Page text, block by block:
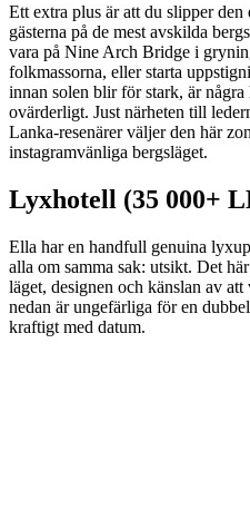
Ett extra plus är att du slipper
gästerna på de mest avskilda
vara på Nine Arch Bridge i
folkmassorna, eller starta
innan solen blir för stark, är några
ovärderligt. Just närheten till
Lanka-resenärer väljer den här
instagramvänliga bergsläget.
Lyxhotell (35 000+
Ella har en handfull genuina
alla om samma sak: utsikt. Det
läget, designen och känslan av
nedan är ungefärliga för en
kraftigt med datum.